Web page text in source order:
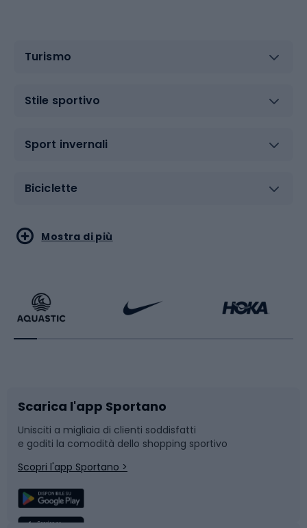
Turismo
Stile sportivo
Sport invernali
Biciclette
Sport acquatici
Bikepacking
Bushcraft
Corsa
Sport di squadra
Sport di arti marziali
Sport con le racchette
Slitte e slittini
Snowboard
Camminata nordica
Mostra di più
Scarica l'app Sportano
Unisciti a migliaia di clienti soddisfatti
e goditi la comodità dello shopping sportivo
Scopri l'app Sportano >